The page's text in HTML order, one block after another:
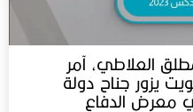
العلاطي، آمر
يزور جناح دولة
في معرض الدفاع